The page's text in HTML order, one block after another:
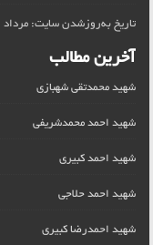
تاریخ به‌روزشدن سایت:مرداد 10, 1405
آخرین مطالب
شهید محمدتقی شهبازی
شهید احمد محمدشریفی
شهید احمد کبیری
شهید احمد حلاجی
شهید احمدرضا کبیری